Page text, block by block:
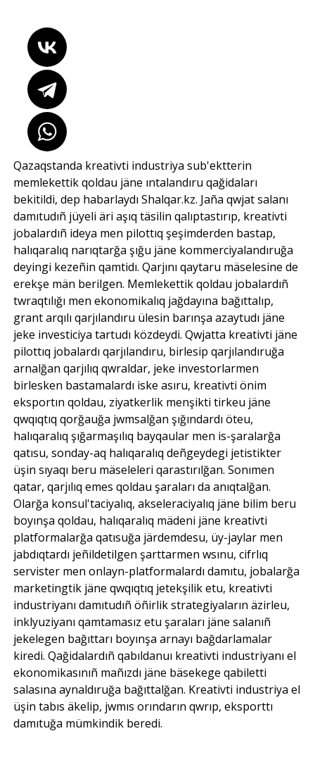
Qazaqstanda kreativti industriya sub'ektterin
memlekettik qoldau jäne ıntalandıru qağidaları
bekitildi, dep habarlaydı Shalqar.kz. Jaña qwjat salanı
damıtudıñ jüyeli äri aşıq täsilin qalıptastırıp, kreativti
jobalardıñ ideya men pilottıq şeşimderden bastap,
halıqaralıq narıqtarğa şığu jäne kommerciyalandıruğa
deyingi kezeñin qamtidı. Qarjını qaytaru mäselesine de
erekşe män berilgen. Memlekettik qoldau jobalardıñ
twraqtılığı men ekonomikalıq jağdayına bağıttalıp,
grant arqılı qarjılandıru ülesin barınşa azaytudı jäne
jeke investiciya tartudı közdeydi. Qwjatta kreativti jäne
pilottıq jobalardı qarjılandıru, birlesip qarjılandıruğa
arnalğan qarjılıq qwraldar, jeke investorlarmen
birlesken bastamalardı iske asıru, kreativti önim
eksportın qoldau, ziyatkerlik menşikti tirkeu jäne
qwqıqtıq qorğauğa jwmsalğan şığındardı öteu,
halıqaralıq şığarmaşılıq bayqaular men is-şaralarğa
qatısu, sonday-aq halıqaralıq deñgeydegi jetistikter
üşin sıyaqı beru mäseleleri qarastırılğan. Sonımen
qatar, qarjılıq emes qoldau şaraları da anıqtalğan.
Olarğa konsul'taciyalıq, akseleraciyalıq jäne bilim beru
boyınşa qoldau, halıqaralıq mädeni jäne kreativti
platformalarğa qatısuğa järdemdesu, üy-jaylar men
jabdıqtardı jeñildetilgen şarttarmen wsınu, cifrlıq
servister men onlayn-platformalardı damıtu, jobalarğa
marketingtik jäne qwqıqtıq jetekşilik etu, kreativti
industriyanı damıtudıñ öñirlik strategiyaların äzirleu,
inklyuziyanı qamtamasız etu şaraları jäne salanıñ
jekelegen bağıttarı boyınşa arnayı bağdarlamalar
kiredi. Qağidalardıñ qabıldanuı kreativti industriyanı el
ekonomikasınıñ mañızdı jäne bäsekege qabiletti
salasına aynaldıruğa bağıttalğan. Kreativti industriya el
üşin tabıs äkelip, jwmıs orındarın qwrıp, eksporttı
damıtuğa mümkindik beredi.